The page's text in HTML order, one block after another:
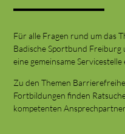
Für alle Fragen rund um das
Badische Sportbund
eine gemeinsame
Zu den Themen
Fortbildungen finden
kompetenten Ansprechpartner.